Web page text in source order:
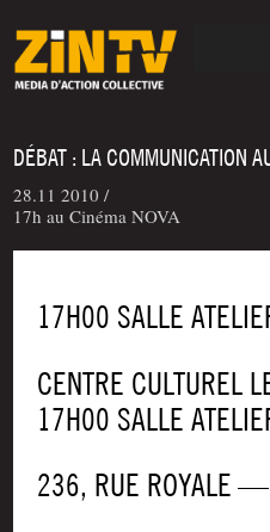
DÉBAT : LA COMMUNICATION
28.11 2010 /
17h au Cinéma NOVA
17H00 SALLE
CENTRE CULTU­REL
17H00 SALLE
236, RUE ROYALE